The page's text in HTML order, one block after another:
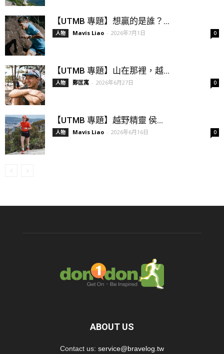
【UTMB 專題】想贏的是誰？...
人物 Mavis Liao - 2026年7月1日 0
【UTMB 專題】山在那裡，越...
人物 鄭匡寓 - 2026年6月27日 0
【UTMB 專題】越野精靈 侯...
人物 Mavis Liao - 2026年6月16日 0
ABOUT US
Contact us: service@bravelog.tw